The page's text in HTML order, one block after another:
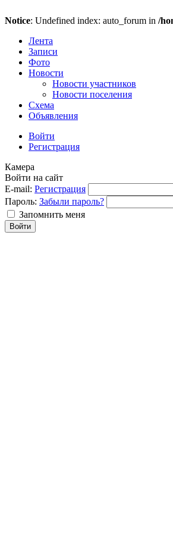
Notice: Undefined index: auto_forum in /
Лента
Записи
Фото
Новости
Новости участников
Новости поселения
Схема
Объявления
Войти
Регистрация
Камера
Войти на сайт
E-mail: Регистрация
Пароль: Забыли пароль?
Запомнить меня